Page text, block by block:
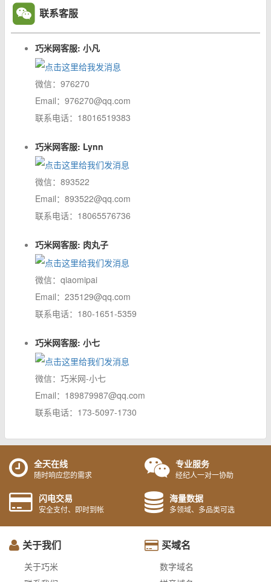
联系客服
巧米网客服: 小凡
微信：976270
Email：976270@qq.com
联系电话：18016519383
巧米网客服: Lynn
微信：893522
Email：893522@qq.com
联系电话：18065576736
巧米网客服: 肉丸子
微信：qiaomipai
Email：235129@qq.com
联系电话：180-1651-5359
巧米网客服: 小七
微信：巧米网-小七
Email：189879987@qq.com
联系电话：173-5097-1730
全天在线
随时响应您的需求
专业服务
经纪人一对一协助
闪电交易
安全支付、即时到帐
海量数据
多领域、多品类可选
关于我们
关于巧米
买域名
数字域名